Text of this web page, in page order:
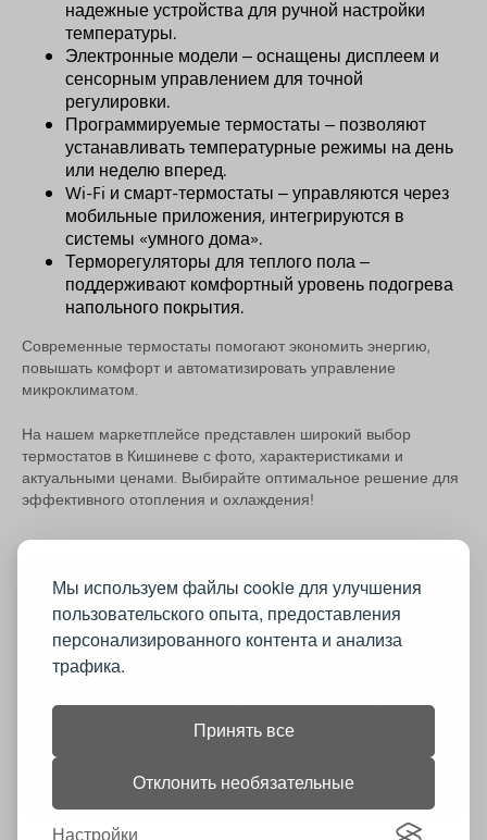
Мы используем файлы cookie для улучшения
пользовательского опыта, предоставления
персонализированного контента и анализа
трафика.
Принять все
Отклонить необязательные
Настройки
надежные устройства для ручной настройки
температуры.
Электронные модели – оснащены дисплеем и
сенсорным управлением для точной
регулировки.
Программируемые термостаты – позволяют
устанавливать температурные режимы на день
или неделю вперед.
Wi-Fi и смарт-термостаты – управляются через
мобильные приложения, интегрируются в
системы «умного дома».
Терморегуляторы для теплого пола –
поддерживают комфортный уровень подогрева
напольного покрытия.
Современные термостаты помогают экономить энергию,
повышать комфорт и автоматизировать управление
микроклиматом.
На нашем маркетплейсе представлен широкий выбор
термостатов в Кишиневе с фото, характеристиками и
актуальными ценами. Выбирайте оптимальное решение для
эффективного отопления и охлаждения!
Хотите продавать на construct.md?